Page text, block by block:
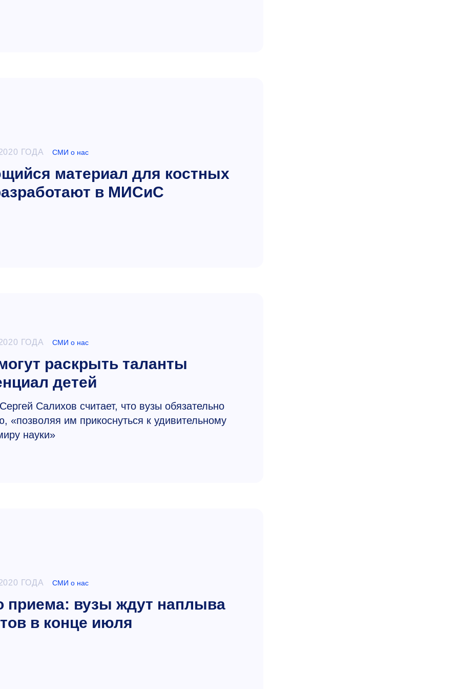
ГОДА СМИ о нас
материал для костных
в МИСиС
ГОДА СМИ о нас
раскрыть таланты
детей
Салихов считает, что вузы обязательно
им прикоснуться к удивительному
науки»
ГОДА СМИ о нас
приема: вузы ждут наплыва
в конце июля